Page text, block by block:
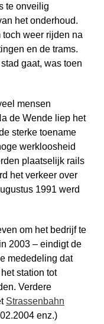
te onveilig
het onderhoud.
toch weer rijden na
en de trams.
gaat, was toen
mensen
de Wende liep het
sterke toename
werkloosheid
plaatselijk rails
het verkeer over
1991 werd
om het bedrijf te
2003 – eindigt de
mededeling dat
station tot
Verdere
Strassenbahn
enz.)